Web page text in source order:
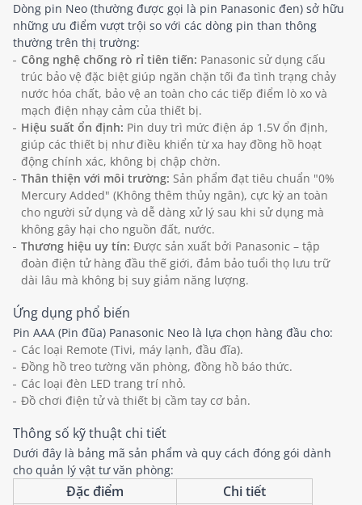
Dòng pin Neo (thường được gọi là pin Panasonic đen) sở hữu
những ưu điểm vượt trội so với các dòng pin than thông
thường trên thị trường:
Công nghệ chống rò rỉ tiên tiến: Panasonic sử dụng cấu
trúc bảo vệ đặc biệt giúp ngăn chặn tối đa tình trạng chảy
nước hóa chất, bảo vệ an toàn cho các tiếp điểm lò xo và
mạch điện nhạy cảm của thiết bị.
Hiệu suất ổn định: Pin duy trì mức điện áp 1.5V ổn định,
giúp các thiết bị như điều khiển từ xa hay đồng hồ hoạt
động chính xác, không bị chập chờn.
Thân thiện với môi trường: Sản phẩm đạt tiêu chuẩn "0%
Mercury Added" (Không thêm thủy ngân), cực kỳ an toàn
cho người sử dụng và dễ dàng xử lý sau khi sử dụng mà
không gây hại cho nguồn đất, nước.
Thương hiệu uy tín: Được sản xuất bởi Panasonic – tập
đoàn điện tử hàng đầu thế giới, đảm bảo tuổi thọ lưu trữ
dài lâu mà không bị suy giảm năng lượng.
Ứng dụng phổ biến
Pin AAA (Pin đũa) Panasonic Neo là lựa chọn hàng đầu cho:
Các loại Remote (Tivi, máy lạnh, đầu đĩa).
Đồng hồ treo tường văn phòng, đồng hồ báo thức.
Các loại đèn LED trang trí nhỏ.
Đồ chơi điện tử và thiết bị cầm tay cơ bản.
Thông số kỹ thuật chi tiết
Dưới đây là bảng mã sản phẩm và quy cách đóng gói dành
cho quản lý vật tư văn phòng:
Đặc điểm
Chi tiết